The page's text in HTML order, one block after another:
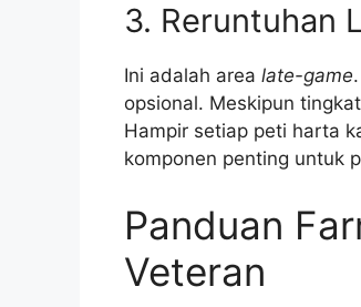
3. Reruntuhan
Ini adalah area late-game
opsional. Meskipun
Hampir setiap peti harta
komponen penting untuk
Panduan
Veteran